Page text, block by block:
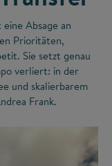
Absage an
Prioritäten,
Sie setzt genau
verliert: in der
und skalierbarem
Frank.